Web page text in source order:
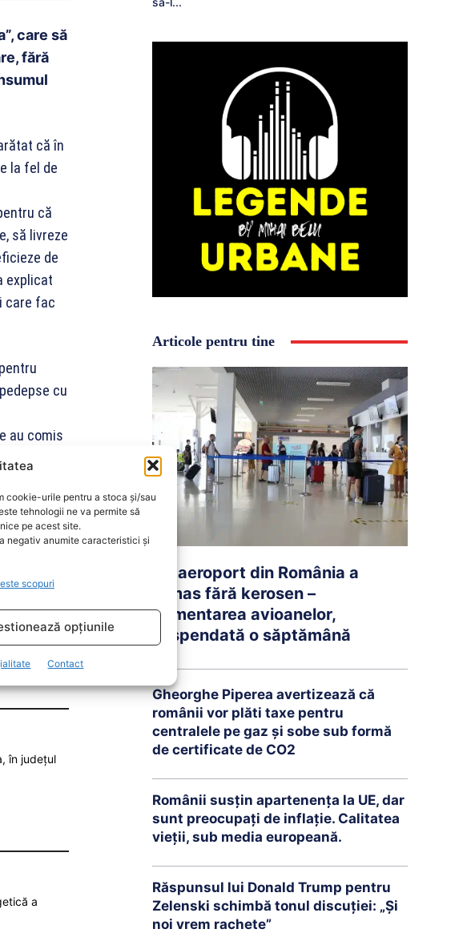
cookie-urile pentru a stoca și/sau
tehnologii ne va permite să
pe acest site.
negativ anumite caracteristici și
scopuri
opțiunile
Contact
care să
fără
că în
la fel de
că
să livreze
de
explicat
care fac
cu
au comis
ci vor fi
Mai, când
2 tineri
în județul
a
Articole pentru tine
Un aeroport din România a
rămas fără kerosen –
Alimentarea avioanelor,
suspendată o săptămână
Gheorghe Piperea avertizează că
românii vor plăti taxe pentru
centralele pe gaz și sobe sub formă
de certificate de CO2
Românii susțin apartenența la UE, dar
sunt preocupați de inflație. Calitatea
vieții, sub media europeană.
Răspunsul lui Donald Trump pentru
Zelenski schimbă tonul discuției: „Și
noi vrem rachete”